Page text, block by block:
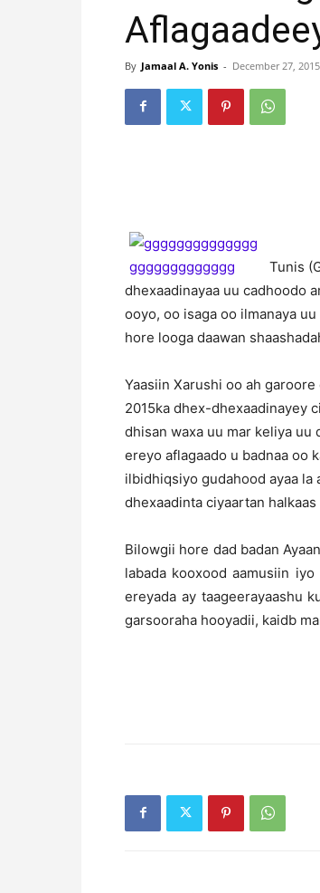
By Jamaal A. Yonis - December 27, 2015
Tunis
dhexaadinayaa uu cadhoodo
ooyo, oo isaga oo ilmanaya
hore looga daawan
Yaasiin Xarushi oo ah
2015ka dhex-dhexaadinayey
dhisan waxa uu mar keliya uu
ereyo aflagaado u badnaa oo
ilbidhiqsiyo gudahood ayaa la
dhexaadinta ciyaartan
Bilowgii hore dad badan
labada kooxood aamusiin
ereyada ay taageerayaashu
garsooraha hooyadii, kaidb